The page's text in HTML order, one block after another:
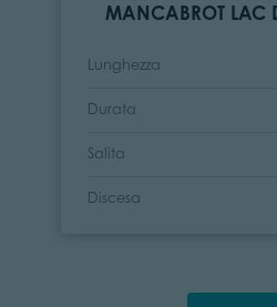
MANCABROT LAC
Lunghezza
Durata
Salita
Discesa